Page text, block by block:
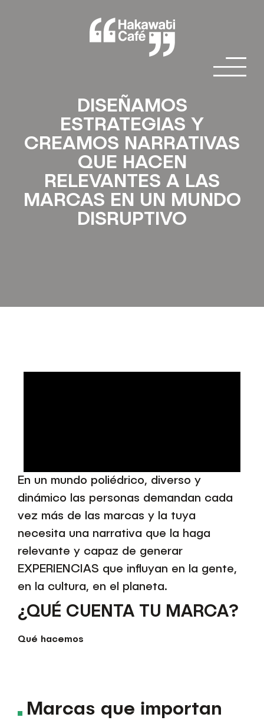
DISEÑAMOS
ESTRATEGIAS Y
CREAMOS NARRATIVAS
QUE HACEN
RELEVANTES A LAS
MARCAS EN UN MUNDO
DISRUPTIVO
En un mundo poliédrico, diverso y
dinámico las personas demandan cada
vez más de las marcas y la tuya
necesita una narrativa que la haga
relevante y capaz de generar
EXPERIENCIAS que influyan en la gente,
en la cultura, en el planeta.
¿QUÉ CUENTA TU MARCA?
Qué hacemos
Marcas que importan